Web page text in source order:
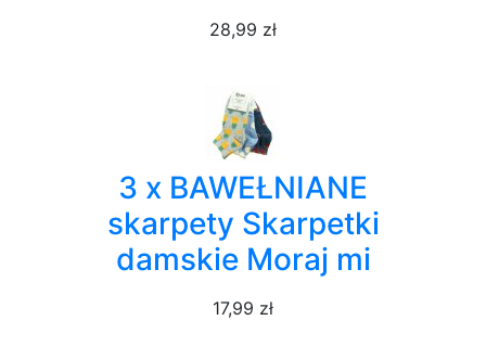
28,99 zł
3 x BAWEŁNIANE
skarpety Skarpetki
damskie Moraj mi
17,99 zł